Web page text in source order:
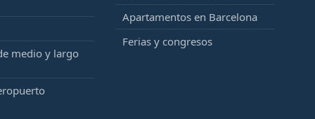
medio y largo
Apartamentos en Barcelona
Ferias y congresos